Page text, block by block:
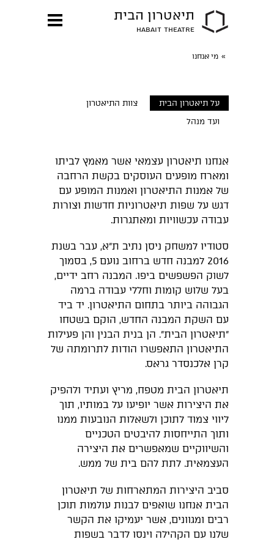
תיאטרון הבית
HABAIT THEATRE
» מי אנחנו
על תיאטרון הבית
צוות התיאטרון
ועד מנהל
אנחנו תיאטרון עצמאי אשר מאמץ לביתו
ומארח מופעים העוסקים בקשת הרחבה
של אמנות התיאטרון ואמנות המופע עם
דגש על שפות תיאטרוניות חדשות וצורות
עבודה עכשוויות ומאתגרות.
סטודיו למשחק ניסן נתיב ת״א, עבר בשנת
2016 למבנה חדש ברחוב נועם 5, בסמוך
לשוק הפשפשים ביפו. המבנה רחב ידיים,
בעל שלוש קומות וחללי עבודה ברמה
הגבוהה ביותר בתחום התיאטרון. יד ביד
עם השקת המבנה החדש, הוקם בשטחו
״תיאטרון הבית״. הן בנית הבנין והן פעילות
התיאטרון התאפשרו הודות לתרומתה של
קרן אלכנסדר גראס.
תיאטרון הבית מטפח, מריץ ועתיד ולהפיק
את היצירות אשר יופיעו על במותיו, תוך
ליווי צמוד לתוכן ולשאלות הנובעות ממנו
ותוך התייחסות להיבטים הטכניים
והשיווקיים שמאפשרים את היצירה
העצמאית. לתת להם בית של ממש.
סביב היצירות המתארחות של תיאטרון
הבית אנחנו שואפים לבנות עולמות תוכן
רבים ומגוונים, אשר יעמיקו את הקשר
שלנו עם הקהילה וינסו לדבר בשפות